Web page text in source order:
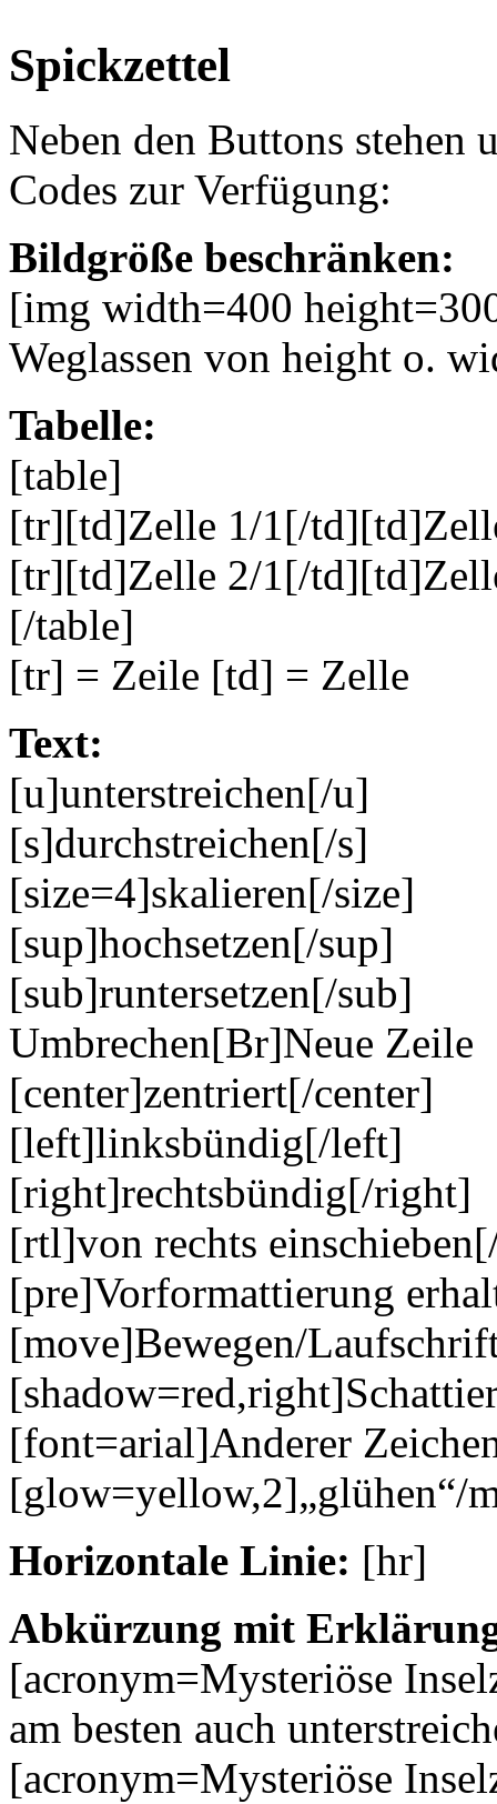
Spickzettel
Neben den Buttons stehen
Codes zur Verfügung:
Bildgröße beschränken:
[img width=400
Weglassen von height o.
Tabelle:
[table]
[tr][td]Zelle 1/1[/
[tr][td]Zelle 2/1[/
[/table]
[tr] = Zeile [td] = Zelle
Text:
[u]unterstreichen[/u]
[s]durchstreichen[/s]
[size=4]skalieren[/size]
[sup]hochsetzen[/sup]
[sub]runtersetzen[/sub]
Umbrechen[Br]Neue Zeile
[center]zentriert[/center]
[left]linksbündig[/left]
[right]rechtsbündig[/right]
[rtl]von rechts
[pre]Vorformattierung
[move]Bewegen/
[font=arial]Anderer
[glow=yellow,2]„glühen“/
Horizontale Linie: [hr]
Abkürzung mit
[acronym=Mysteriöse
am besten auch
[acronym=Mysteriöse